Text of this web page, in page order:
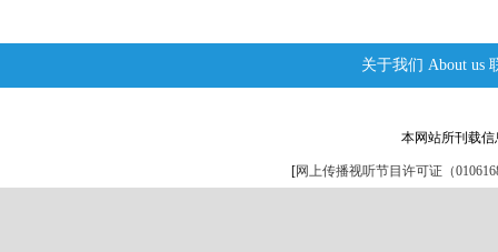
关于我们 About us
本网站所刊载
[网上传播视听节目许可证（